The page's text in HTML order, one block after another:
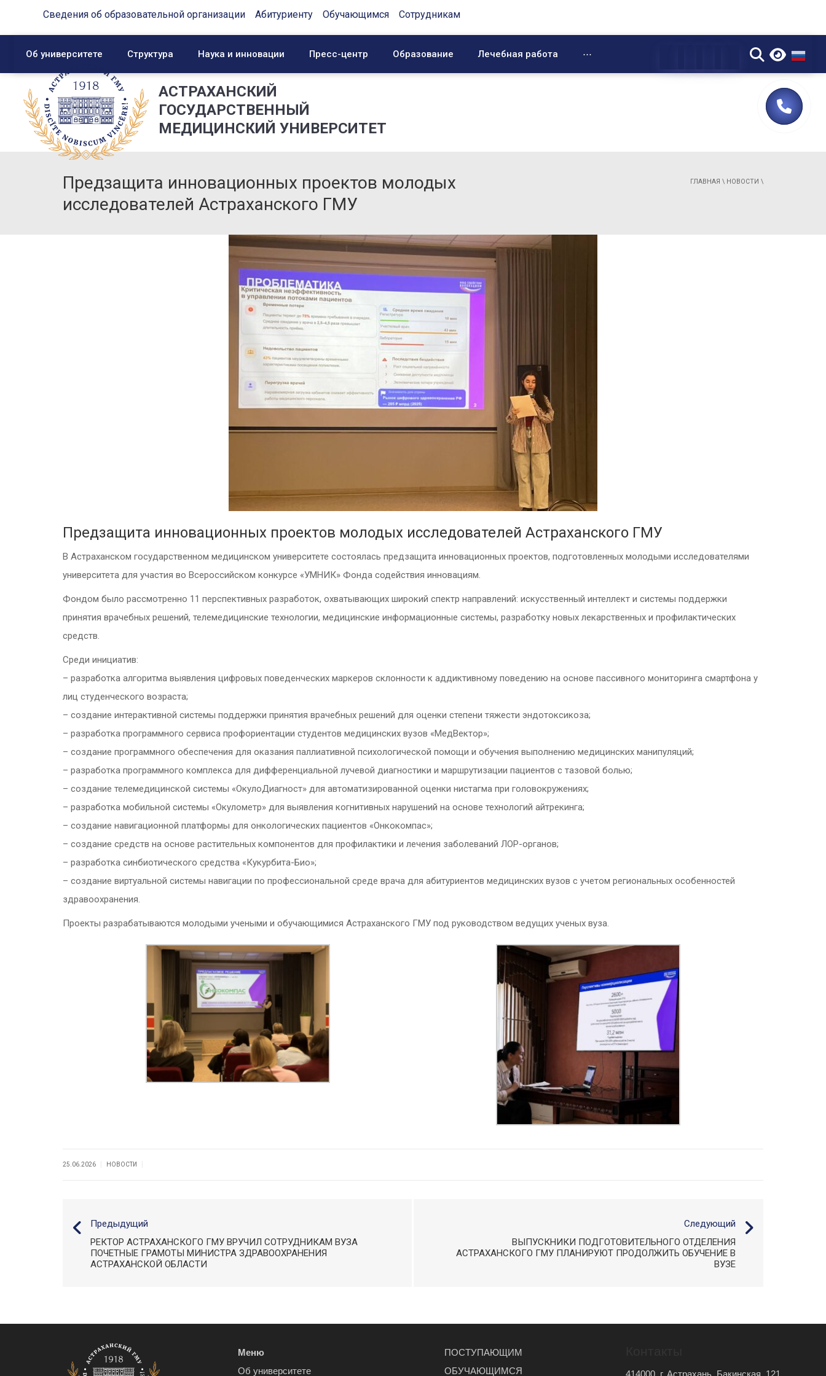
Сведения об образовательной организации Абитуриенту Обучающимся Сотрудникам
Об университете Структура Наука и инновации Пресс-центр Образование Лечебная работа ⋯ ▼
АСТРАХАНСКИЙ
ГОСУДАРСТВЕННЫЙ
МЕДИЦИНСКИЙ УНИВЕРСИТЕТ
Предзащита инновационных проектов молодых
исследователей Астраханского ГМУ
ГЛАВНАЯ \ НОВОСТИ \
Предзащита инновационных проектов молодых исследователей Астраханского ГМУ
В Астраханском государственном медицинском университете состоялась предзащита инновационных проектов, подготовленных молодыми исследователями
университета для участия во Всероссийском конкурсе «УМНИК» Фонда содействия инновациям.
Фондом было рассмотренно 11 перспективных разработок, охватывающих широкий спектр направлений: искусственный интеллект и системы поддержки
принятия врачебных решений, телемедицинские технологии, медицинские информационные системы, разработку новых лекарственных и профилактических
средств.
Среди инициатив:
– разработка алгоритма выявления цифровых поведенческих маркеров склонности к аддиктивному поведению на основе пассивного мониторинга смартфона у
лиц студенческого возраста;
– создание интерактивной системы поддержки принятия врачебных решений для оценки степени тяжести эндотоксикоза;
– разработка программного сервиса профориентации студентов медицинских вузов «МедВектор»;
– создание программного обеспечения для оказания паллиативной психологической помощи и обучения выполнению медицинских манипуляций;
– разработка программного комплекса для дифференциальной лучевой диагностики и маршрутизации пациентов с тазовой болью;
– создание телемедицинской системы «ОкулоДиагност» для автоматизированной оценки нистагма при головокружениях;
– разработка мобильной системы «Окулометр» для выявления когнитивных нарушений на основе технологий айтрекинга;
– создание навигационной платформы для онкологических пациентов «Онкокомпас»;
– создание средств на основе растительных компонентов для профилактики и лечения заболеваний ЛОР-органов;
– разработка синбиотического средства «Кукурбита-Био»;
– создание виртуальной системы навигации по профессиональной среде врача для абитуриентов медицинских вузов с учетом региональных особенностей
здравоохранения.
Проекты разрабатываются молодыми учеными и обучающимися Астраханского ГМУ под руководством ведущих ученых вуза.
25.06.2026 НОВОСТИ
Предыдущий
РЕКТОР АСТРАХАНСКОГО ГМУ ВРУЧИЛ СОТРУДНИКАМ ВУЗА
ПОЧЕТНЫЕ ГРАМОТЫ МИНИСТРА ЗДРАВООХРАНЕНИЯ
АСТРАХАНСКОЙ ОБЛАСТИ
Следующий
ВЫПУСКНИКИ ПОДГОТОВИТЕЛЬНОГО ОТДЕЛЕНИЯ
АСТРАХАНСКОГО ГМУ ПЛАНИРУЮТ ПРОДОЛЖИТЬ ОБУЧЕНИЕ В
ВУЗЕ
Меню
Об университете
ПОСТУПАЮЩИМ
ОБУЧАЮЩИМСЯ
414000, г. Астрахань, Бакинская, 121